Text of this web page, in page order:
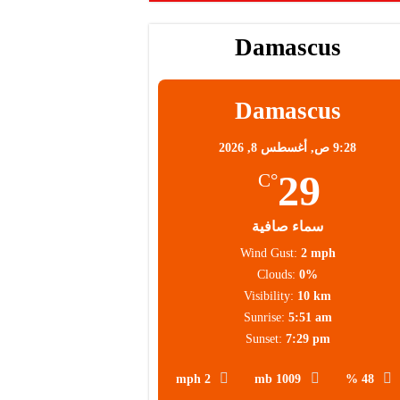
Damascus
Damascus
9:28 ص, أغسطس 8, 2026
29
°C
سماء صافية
48 %
1009 mb
2 mph
Wind Gust: 2 mph
Clouds: 0%
Visibility: 10 km
Sunrise: 5:51 am
Sunset: 7:29 pm